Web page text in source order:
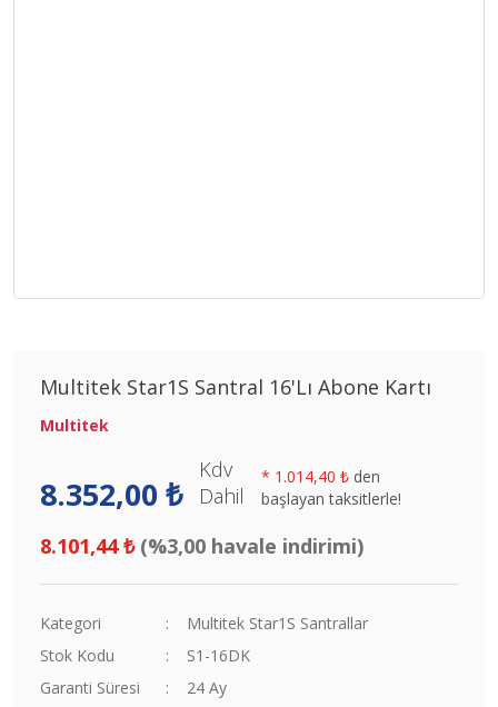
Multitek Star1S Santral 16'Lı Abone Kartı
Multitek
8.352,00 ₺
Kdv
Dahil
* 1.014,40 ₺ den
başlayan taksitlerle!
8.101,44 ₺ (%3,00 havale indirimi)
Kategori
Multitek Star1S Santrallar
Stok Kodu
S1-16DK
Garanti Süresi
24 Ay